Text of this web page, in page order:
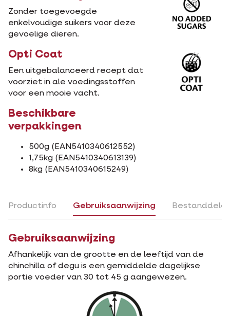
Zonder toegevoegde
enkelvoudige suikers voor deze
gevoelige dieren.
Opti Coat
Een uitgebalanceerd recept dat
voorziet in ale voedingsstoffen
voor een mooie vacht.
Beschikbare
verpakkingen
500g (EAN5410340612552)
1,75kg (EAN5410340613139)
8kg (EAN5410340615249)
Productinfo Gebruiksaanwijzing
Gebruiksaanwijzing
Afhankelijk van de grootte en de leeftijd van de
chinchilla of degu is een gemiddelde dagelijkse
portie voeder van 30 tot 45 g aangewezen.